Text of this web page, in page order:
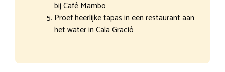
bij Café Mambo
Proef heerlijke tapas in een restaurant aan
het water in Cala Gració